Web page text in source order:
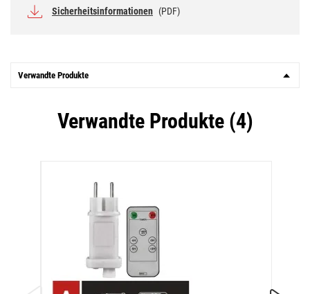
Sicherheitsinformationen (PDF)
Verwandte Produkte
Verwandte Produkte (4)